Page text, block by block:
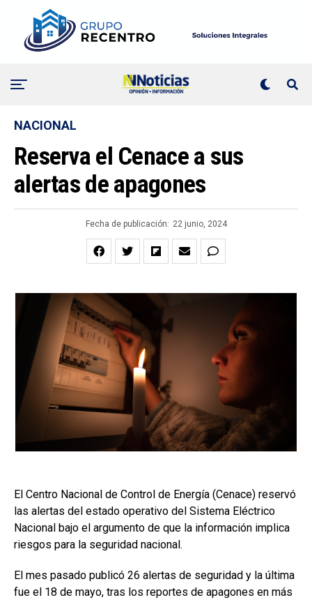
NACIONAL
Reserva el Cenace a sus
alertas de apagones
Fecha de publicación: 22 junio, 2024
El Centro Nacional de Control de Energía (Cenace) reservó
las alertas del estado operativo del Sistema Eléctrico
Nacional bajo el argumento de que la información implica
riesgos para la seguridad nacional.
El mes pasado publicó 26 alertas de seguridad y la última
fue el 18 de mayo, tras los reportes de apagones en más